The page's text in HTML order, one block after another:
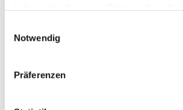
Notwendig
Präferenzen